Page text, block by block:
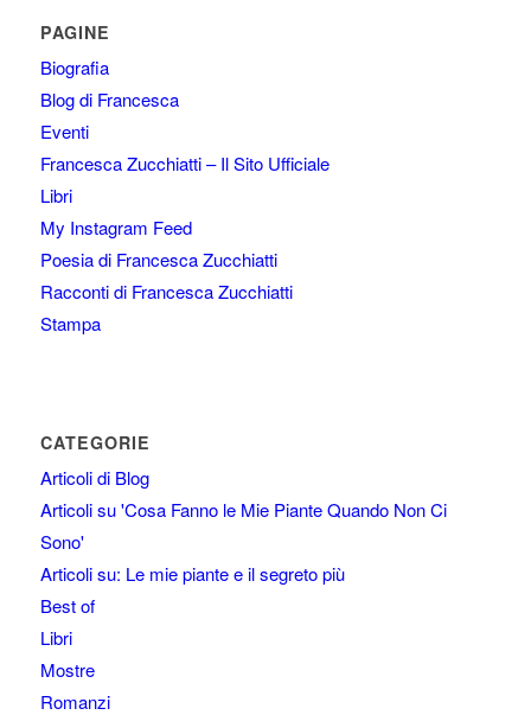
PAGINE
Biografia
Blog di Francesca
Eventi
Francesca Zucchiatti – Il Sito Ufficiale
Libri
My Instagram Feed
Poesia di Francesca Zucchiatti
Racconti di Francesca Zucchiatti
Stampa
CATEGORIE
Articoli di Blog
Articoli su 'Cosa Fanno le Mie Piante Quando Non Ci
Sono'
Articoli su: Le mie piante e il segreto più
Best of
Libri
Mostre
Romanzi